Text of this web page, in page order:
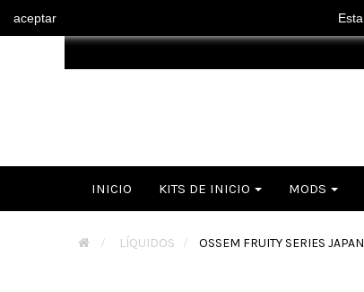
INICIO KITS DE INICIO MODS
> LÍQUIDOS > OSSEM FRUITY SERIES
aceptar